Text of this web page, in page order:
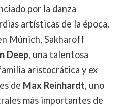
por la danza
artísticas de la época.
Múnich, Sakharoff
Deep, una talentosa
aristocrática y ex
de Max Reinhardt, uno
más importantes de